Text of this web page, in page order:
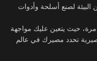
البيئة لصنع أسلحة وأدوات
حيث يتعين عليك مواجهة
مصيرية تحدد مصيرك في عالم